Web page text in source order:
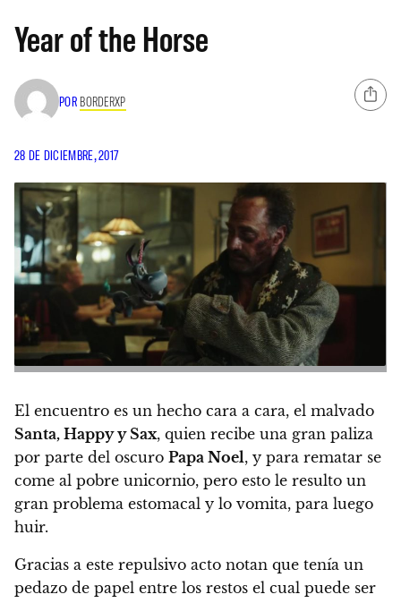
Year of the Horse
POR BORDERXP
28 DE DICIEMBRE, 2017
El encuentro es un hecho cara a cara, el malvado
Santa, Happy y Sax, quien recibe una gran paliza
por parte del oscuro Papa Noel, y para rematar se
come al pobre unicornio, pero esto le resulto un
gran problema estomacal y lo vomita, para luego
huir.
Gracias a este repulsivo acto notan que tenía un
pedazo de papel entre los restos el cual puede ser